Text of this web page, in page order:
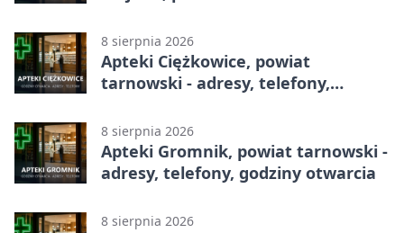
8 sierpnia 2026
Apteki Ciężkowice, powiat
tarnowski - adresy, telefony,
8 sierpnia 2026
Apteki Gromnik, powiat tarnowski -
adresy, telefony, godziny otwarcia
8 sierpnia 2026